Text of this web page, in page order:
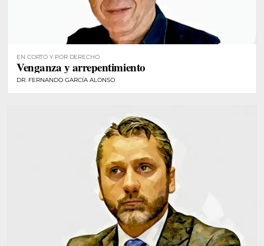
EN CORTO Y POR DERECHO
Venganza y arrepentimiento
DR. FERNANDO GARCÍA ALONSO